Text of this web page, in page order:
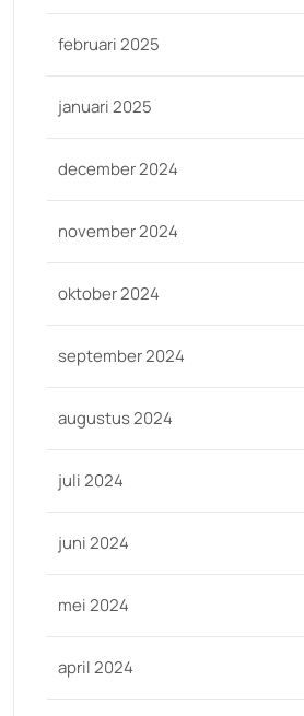
februari 2025
januari 2025
december 2024
november 2024
oktober 2024
september 2024
augustus 2024
juli 2024
juni 2024
mei 2024
april 2024